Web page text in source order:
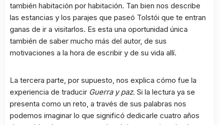
también habitación por habitación. Tan bien nos describe
las estancias y los parajes que paseó Tolstói que te entran
ganas de ir a visitarlos. Es esta una oportunidad única
también de saber mucho más del autor, de sus
motivaciones a la hora de escribir y de su vida allí.
La tercera parte, por supuesto, nos explica cómo fue la
experiencia de traducir Guerra y paz. Si la lectura ya se
presenta como un reto, a través de sus palabras nos
podemos imaginar lo que significó dedicarle cuatro años